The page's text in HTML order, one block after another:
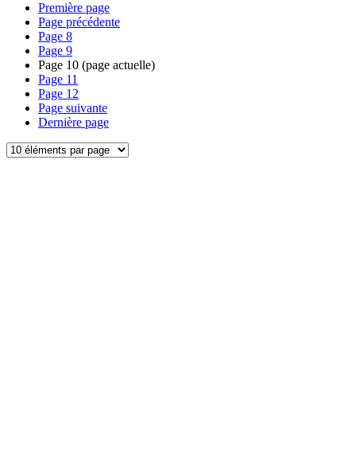
Première page
Page précédente
Page 8
Page 9
Page 10 (page actuelle)
Page 11
Page 12
Page suivante
Dernière page